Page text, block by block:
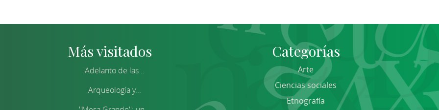
Más visitados
Adelanto de las...
Arqueología y...
Categorías
Arte
Ciencias sociales
Etnografía